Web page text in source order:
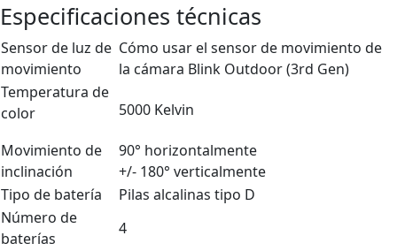
Especificaciones técnicas
Sensor de luz de
movimiento
Cómo usar el sensor de movimiento de
la cámara Blink Outdoor (3rd Gen)
Temperatura de
color
5000 Kelvin
Movimiento de
inclinación
90° horizontalmente
+/- 180° verticalmente
Tipo de batería
Pilas alcalinas tipo D
Número de
baterías
4